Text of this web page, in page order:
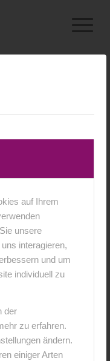
auf Ihrem
unsere
interagieren,
und um
individuell zu
der
zu erfahren.
ändern.
einiger Arten